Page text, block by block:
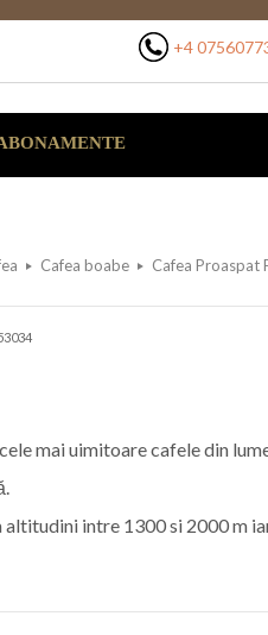
+4
Cafea boabe Cafea Proaspat
mai uimitoare cafele din
altitudini intre 1300 si 2000 m